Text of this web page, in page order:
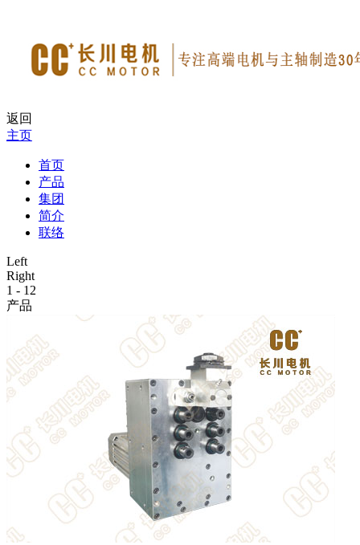
返回
主页
首页
产品
集团
简介
联络
Left
Right
1 - 12
产品